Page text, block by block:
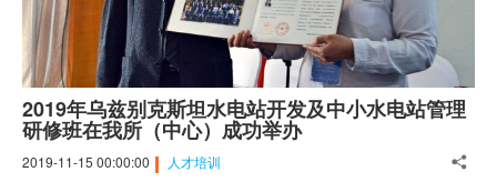
2019年乌兹别克斯坦水电站开发及中小水电站管理
研修班在我所（中心）成功举办
2019-11-15 00:00:00 人才培训